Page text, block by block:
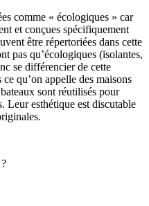
comme « écologiques » car
et conçues spécifiquement
être répertoriées dans cette
pas qu’écologiques (isolantes,
se différencier de cette
qu’on appelle des maisons
sont réutilisés pour
Leur esthétique est discutable